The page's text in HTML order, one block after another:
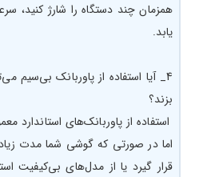
همزمان چند دستگاه را شارژ
یابد.
4_ آیا استفاده از پاوربانک بی‌سیم
بزند؟
استفاده از پاوربانک‌های استاندارد
اما در صورتی که گوشی شما مدت
قرار گیرد یا از مدل‌های بی‌کیفیت